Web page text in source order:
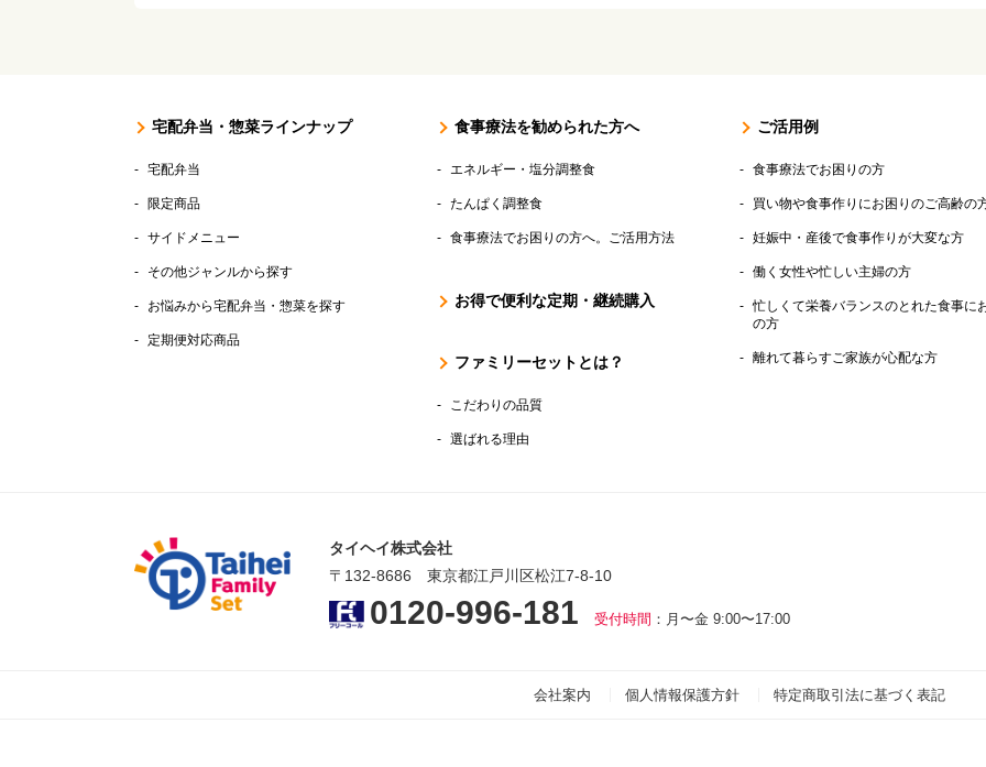
宅配弁当・惣菜ラインナップ
宅配弁当
限定商品
サイドメニュー
その他ジャンルから探す
お悩みから宅配弁当・惣菜を探す
定期便対応商品
食事療法を勧められた方へ
エネルギー・塩分調整食
たんぱく調整食
食事療法でお困りの方へ。ご活用方法
お得で便利な定期・継続購入
ファミリーセットとは？
こだわりの品質
選ばれる理由
ご活用例
食事療法でお困りの方
買い物や食事作りにお困りのご高齢の
妊娠中・産後で食事作りが大変な方
働く女性や忙しい主婦の方
忙しくて栄養バランスのとれた食事に
の方
離れて暮らすご家族が心配な方
タイヘイ株式会社
〒132-8686 東京都江戸川区松江7-8-10
0120-996-181 受付時間 ：月〜金 9:00〜17:00
会社案内 個人情報保護方針 特定商取引法に基づく表記